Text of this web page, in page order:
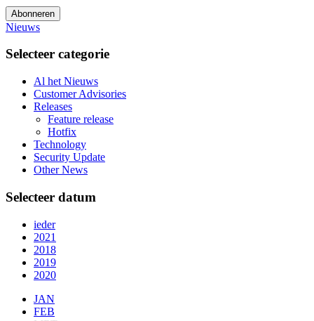
Abonneren
Nieuws
Selecteer categorie
Al het Nieuws
Customer Advisories
Releases
Feature release
Hotfix
Technology
Security Update
Other News
Selecteer datum
ieder
2021
2018
2019
2020
JAN
FEB